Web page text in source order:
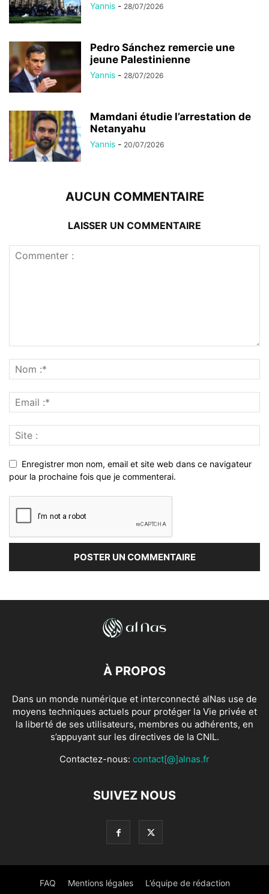
Yannis - 28/07/2026
Pedro Sánchez remercie une
jeune Palestinienne
Yannis - 28/07/2026
Mamdani étudie l’arrestation de
Netanyahu
Yannis - 20/07/2026
AUCUN COMMENTAIRE
LAISSER UN COMMENTAIRE
Enregistrer mon nom, email et site web dans ce navigateur
pour la prochaine fois que je commenterai.
À PROPOS
Dans un monde numérique et interconnecté alNas use de
moyens techniques actuels pour protéger la Vie privée et
la liberté de ses utilisateurs, membres ou adhérents, en
s’appuyant sur les directives de la CNIL.
Contactez-nous: contact[@]alnas.fr
SUIVEZ NOUS
FAQ Mentions légales L’équipe de rédaction